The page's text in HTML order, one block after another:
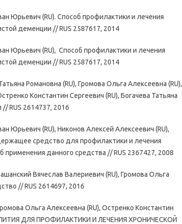
Юрьевич (RU). Способ профилактики и лечения
деменции // RUS 2587617, 2014
Юрьевич (RU), Способ профилактики и лечения
деменции // RUS 2587617, 2014
Романовна (RU), Громова Ольга Алексеевна (RU),
Константин Сергеевич (RU), Богачева Татьяна
RUS 2614737, 2016
Юрьевич (RU), Никонов Алексей Алексеевич (RU),
средство для профилактики и лечения
применения данного средства // RUS 2367427, 2008
Вячеслав Валериевич (RU), Громова Ольга
// RUS 2614697, 2016
Ольга Алексеевна (RU), Остренко Константин
ДЛЯ ПРОФИЛАКТИКИ И ЛЕЧЕНИЯ ХРОНИЧЕСКОЙ